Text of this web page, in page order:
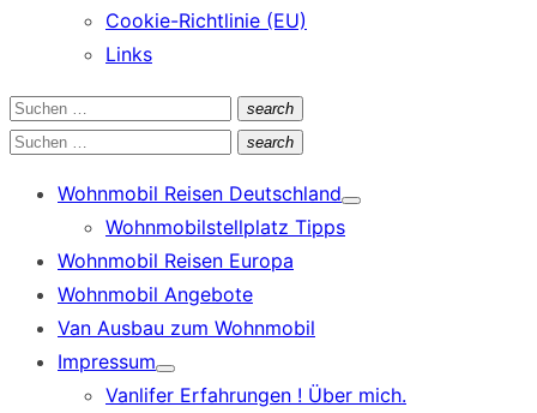
Cookie-Richtlinie (EU)
Links
Suchen
nach:
search
Suchen
Suchen
search
Suchen
Wohnmobil Reisen Deutschland
Show
Wohnmobilstellplatz Tipps
Wohnmobil Reisen Europa
Wohnmobil Angebote
Van Ausbau zum Wohnmobil
Impressum
Show
sub
Vanlifer Erfahrungen ! Über mich.